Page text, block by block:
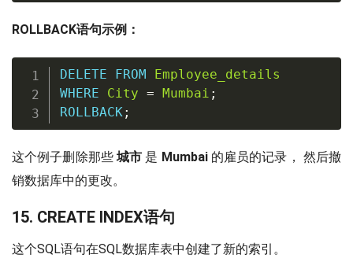
ROLLBACK语句示例：
DELETE FROM
Employee_details
WHERE
City = Mumbai ;
ROLLBACK;
这个例子删除那些城市 是 Mumbai的雇员的记录， 然后撤
销数据库中的更改。
15. CREATE INDEX语句
这个SQL语句在SQL数据库表中创建了新的索引。